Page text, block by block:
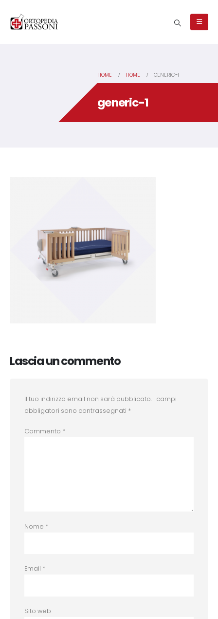
HOME HOME GENERIC-1
generic-1
Lascia un commento
Il tuo indirizzo email non sarà pubblicato. I campi
obbligatori sono contrassegnati *
Commento *
Nome *
Email *
Sito web